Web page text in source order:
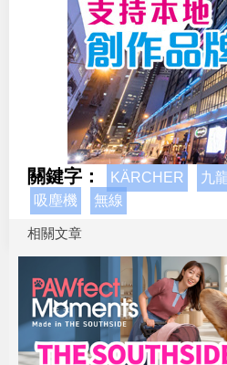
關鍵字： KÄRCHER 九
吸塵機
無線
相關文章